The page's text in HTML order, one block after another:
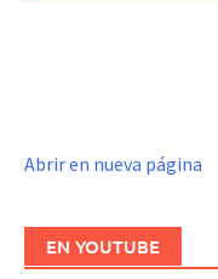
Abrir en nueva página
EN YOUTUBE